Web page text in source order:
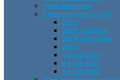
Наші видання
Семінар-практикум
2023
2024 травень
2024 листопад
2025
1 етап 2026
2 етап 2026
3 етап 2026